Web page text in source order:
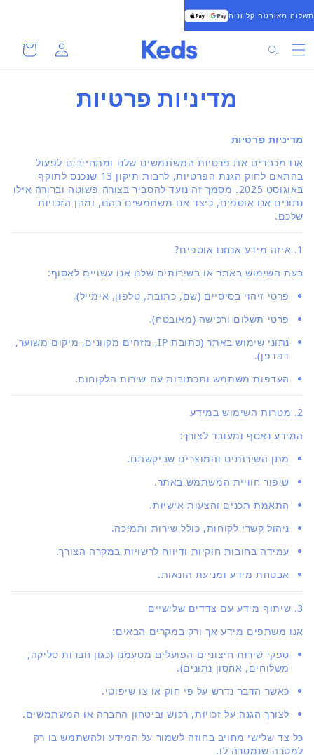
לתוכן
תשלום מאובטח קל ונוח
חיפוש התחברות
סל
קניות
מדיניות פרטיות
מדיניות פרטיות
אנו מכבדים את פרטיות המשתמשים שלנו ומתחייבים לפעול
בהתאם לחוק הגנת הפרטיות, לרבות תיקון 13 שנכנס לתוקף
באוגוסט 2025. מסמך זה נועד להסביר בצורה פשוטה וברורה אילו
נתונים אנו אוספים, כיצד אנו משתמשים בהם, ומהן הזכויות
שלכם.
1. איזה מידע אנחנו אוספים?
בעת השימוש באתר או בשירותים שלנו אנו עשויים לאסוף:
פרטי זיהוי בסיסיים (שם, כתובת, טלפון, אימייל).
פרטי תשלום ורכישה (מאובטח).
נתוני שימוש באתר (כתובת IP, מזהים מקוונים, מיקום משוער,
דפדפן).
העדפות משתמש ותכתובות עם שירות הלקוחות.
2. מטרות השימוש במידע
המידע נאסף ומעובד לצורך:
מתן השירותים והמוצרים שביקשתם.
שיפור חוויית המשתמש באתר.
התאמת תכנים והצעות אישיות.
ניהול קשרי לקוחות, כולל שירות ותמיכה.
עמידה בחובות חוקיות ודיווח לרשויות במקרה הצורך.
אבטחת מידע ומניעת הונאות.
3. שיתוף מידע עם צדדים שלישיים
אנו משתפים מידע אך ורק במקרים הבאים:
ספקי שירות חיצוניים הפועלים מטעמנו (כגון חברות סליקה,
משלוחים, אחסון נתונים).
כאשר הדבר נדרש על פי חוק או צו שיפוטי.
לצורך הגנה על זכויות, רכוש וביטחון החברה או המשתמשים.
כל צד שלישי מחויב בחוזה לשמור על המידע ולהשתמש בו רק
למטרה שנמסרה לו.